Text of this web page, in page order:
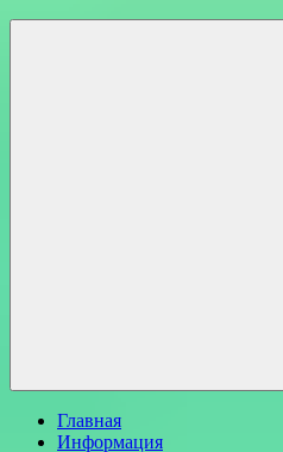
Главная
Информация